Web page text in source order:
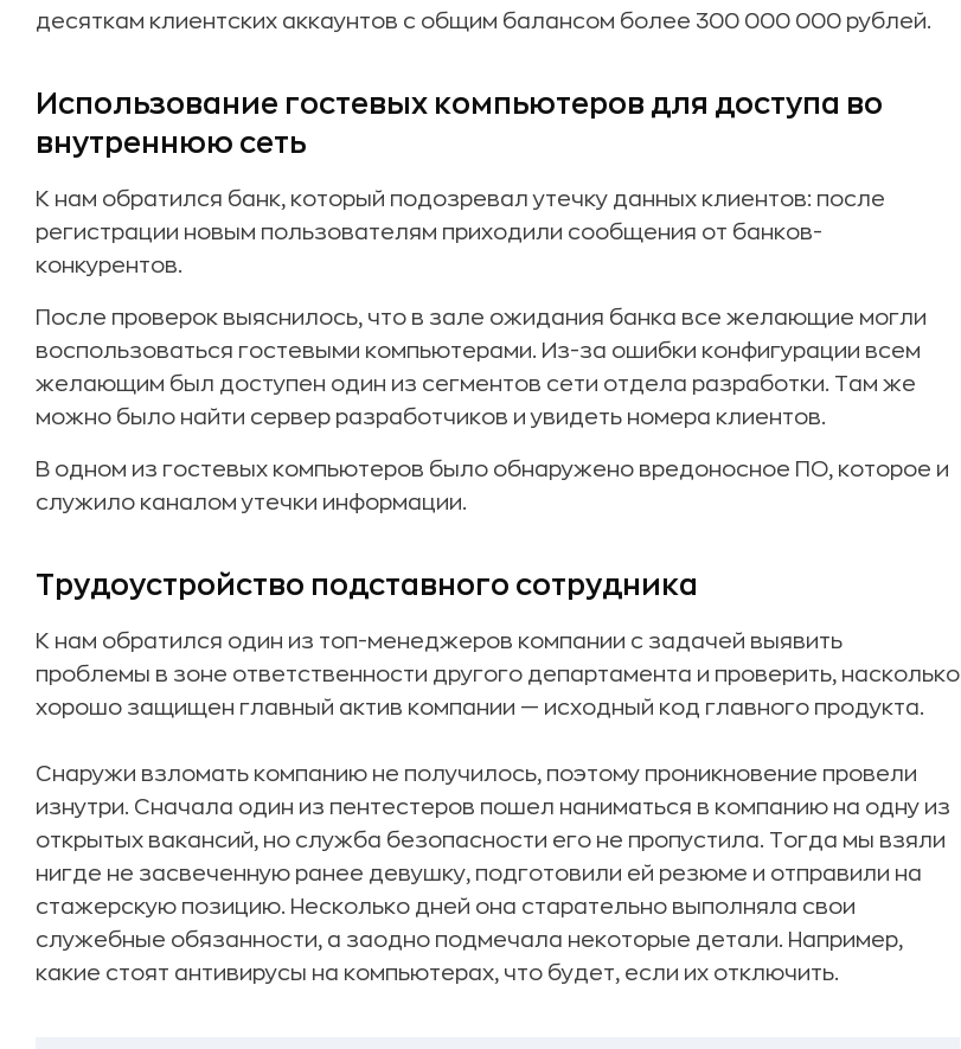
десяткам клиентских аккаунтов с общим балансом более 300 000 000 рублей.
Использование гостевых компьютеров для доступа во
внутреннюю сеть
К нам обратился банк, который подозревал утечку данных клиентов: после
регистрации новым пользователям приходили сообщения от банков-
конкурентов.
После проверок выяснилось, что в зале ожидания банка все желающие могли
воспользоваться гостевыми компьютерами. Из-за ошибки конфигурации всем
желающим был доступен один из сегментов сети отдела разработки. Там же
можно было найти сервер разработчиков и увидеть номера клиентов.
В одном из гостевых компьютеров было обнаружено вредоносное ПО, которое и
служило каналом утечки информации.
Трудоустройство подставного сотрудника
К нам обратился один из топ-менеджеров компании с задачей выявить
проблемы в зоне ответственности другого департамента и проверить, насколько
хорошо защищен главный актив компании — исходный код главного продукта.
Снаружи взломать компанию не получилось, поэтому проникновение провели
изнутри. Сначала один из пентестеров пошел наниматься в компанию на одну из
открытых вакансий, но служба безопасности его не пропустила. Тогда мы взяли
нигде не засвеченную ранее девушку, подготовили ей резюме и отправили на
стажерскую позицию. Несколько дней она старательно выполняла свои
служебные обязанности, а заодно подмечала некоторые детали. Например,
какие стоят антивирусы на компьютерах, что будет, если их отключить.